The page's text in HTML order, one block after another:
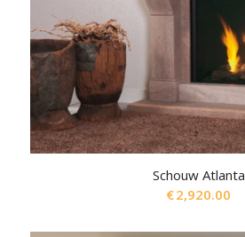
Schouw Atlanta
€2,920.00